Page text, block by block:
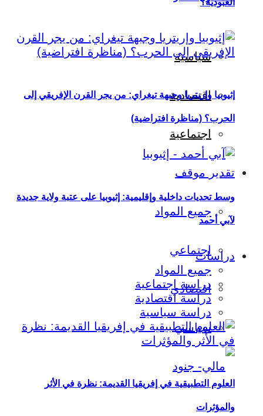
سياسية
اقتصادية
اجتماعية
تقدير موقف
جميع المواد
اجتماعي
اقتصادي
سياسي
العبودية؟
إثيوبيا وإريتريا وجبهة تيغراي: من يجر القرن الإفريقي إلى
الحرب؟ (مناظرة افتراضية)
وسط تحديات داخلية وإقليمية: إثيوبيا على عتبة ولاية جديدة
لآبي أحمد
دراسات
جميع المواد
دراسة اجتماعية
دراسة اقتصادية
دراسة سياسية
العلوم التطبيقية في إفريقيا القديمة: نظرة في الأثر
والمؤثرات